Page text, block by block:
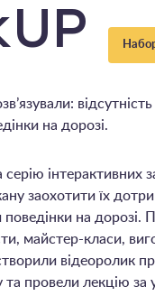
на дорозі.
інтерактивних
заохотити їх
поведінки на дорозі.
майстер-класи,
відеоролик
провели лекцію за